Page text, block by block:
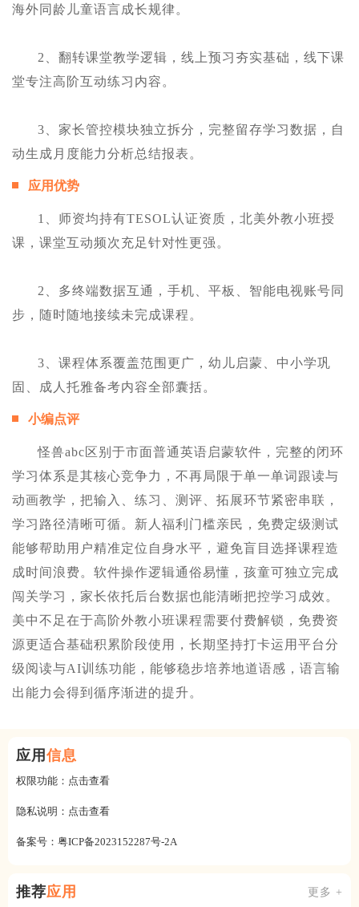
海外同龄儿童语言成长规律。
2、翻转课堂教学逻辑，线上预习夯实基础，线下课
堂专注高阶互动练习内容。
3、家长管控模块独立拆分，完整留存学习数据，自
动生成月度能力分析总结报表。
应用优势
1、师资均持有TESOL认证资质，北美外教小班授
课，课堂互动频次充足针对性更强。
2、多终端数据互通，手机、平板、智能电视账号同
步，随时随地接续未完成课程。
3、课程体系覆盖范围更广，幼儿启蒙、中小学巩
固、成人托雅备考内容全部囊括。
小编点评
怪兽abc区别于市面普通英语启蒙软件，完整的闭环
学习体系是其核心竞争力，不再局限于单一单词跟读与
动画教学，把输入、练习、测评、拓展环节紧密串联，
学习路径清晰可循。新人福利门槛亲民，免费定级测试
能够帮助用户精准定位自身水平，避免盲目选择课程造
成时间浪费。软件操作逻辑通俗易懂，孩童可独立完成
闯关学习，家长依托后台数据也能清晰把控学习成效。
美中不足在于高阶外教小班课程需要付费解锁，免费资
源更适合基础积累阶段使用，长期坚持打卡运用平台分
级阅读与AI训练功能，能够稳步培养地道语感，语言输
出能力会得到循序渐进的提升。
应用 信息
权限功能： 点击查看
隐私说明： 点击查看
备案号： 粤ICP备2023152287号-2A
推荐应用 更多 +